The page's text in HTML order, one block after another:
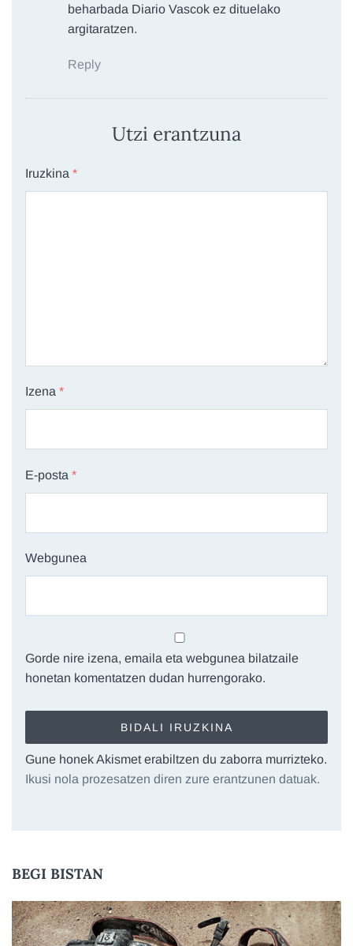
beharbada Diario Vascok ez dituelako
argitaratzen.
Reply
Utzi erantzuna
Iruzkina *
Izena *
E-posta *
Webgunea
Gorde nire izena, emaila eta webgunea bilatzaile
honetan komentatzen dudan hurrengorako.
Gune honek Akismet erabiltzen du zaborra murrizteko.
Ikusi nola prozesatzen diren zure erantzunen datuak.
BEGI BISTAN